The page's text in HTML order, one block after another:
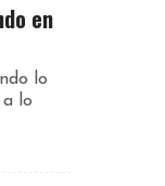
en
lo
a lo